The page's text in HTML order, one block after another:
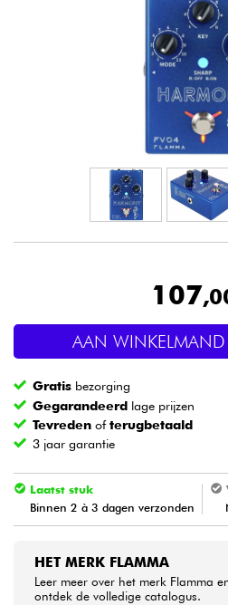
Synths & samplers
Microfoon
Licht
Blaasinstrument
Kinderen
Kabels & toebehoren
107
AAN
Gratis bezorging
Gegarandeerd lage prijzen
Tevreden ofterugbetaald
3 jaar garantie
Laatst stuk
Binnen 2 à 3 dagen verzonden
HET MERK FLAMMA
Leer meer over het merk Flamma
ontdek de volledige catalogus.